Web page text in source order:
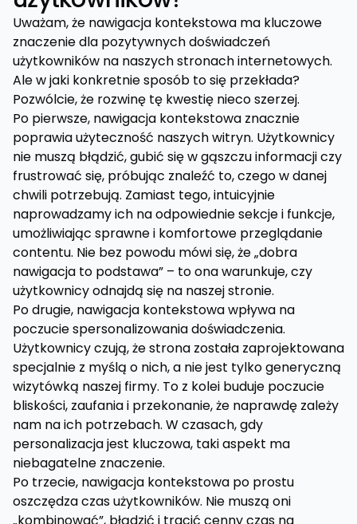
Uważam, że nawigacja kontekstowa ma kluczowe
znaczenie dla pozytywnych doświadczeń
użytkowników na naszych stronach internetowych.
Ale w jaki konkretnie sposób to się przekłada?
Pozwólcie, że rozwinę tę kwestię nieco szerzej.
Po pierwsze, nawigacja kontekstowa znacznie
poprawia użyteczność naszych witryn. Użytkownicy
nie muszą błądzić, gubić się w gąszczu informacji czy
frustrować się, próbując znaleźć to, czego w danej
chwili potrzebują. Zamiast tego, intuicyjnie
naprowadzamy ich na odpowiednie sekcje i funkcje,
umożliwiając sprawne i komfortowe przeglądanie
contentu. Nie bez powodu mówi się, że „dobra
nawigacja to podstawa” – to ona warunkuje, czy
użytkownicy odnajdą się na naszej stronie.
Po drugie, nawigacja kontekstowa wpływa na
poczucie spersonalizowania doświadczenia.
Użytkownicy czują, że strona została zaprojektowana
specjalnie z myślą o nich, a nie jest tylko generyczną
wizytówką naszej firmy. To z kolei buduje poczucie
bliskości, zaufania i przekonanie, że naprawdę zależy
nam na ich potrzebach. W czasach, gdy
personalizacja jest kluczowa, taki aspekt ma
niebagatelne znaczenie.
Po trzecie, nawigacja kontekstowa po prostu
oszczędza czas użytkowników. Nie muszą oni